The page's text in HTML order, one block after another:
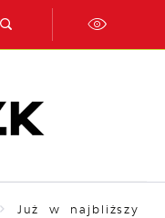
Już w najbliższy